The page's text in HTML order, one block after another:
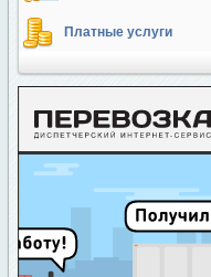
Платные услуги